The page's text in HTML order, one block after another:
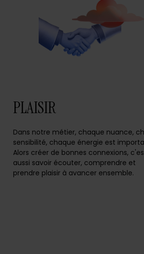
PLAISIR
Dans notre métier, chaque nuance,
sensibilité, chaque énergie est
Alors créer de bonnes connexions,
aussi savoir écouter, comprendre et
prendre plaisir à avancer ensemble.